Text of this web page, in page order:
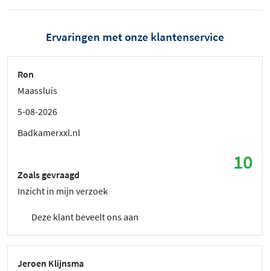
Ervaringen met onze klantenservice
Ron
Maassluis
5-08-2026
Badkamerxxl.nl
10
Zoals gevraagd
Inzicht in mijn verzoek
Deze klant beveelt ons aan
Jeroen Klijnsma